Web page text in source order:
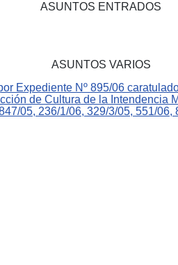
ASUNTOS ENTRADOS
ASUNTOS VARIOS
Expediente Nº 895/06
de Cultura de la
05, 236/1/06, 329/3/05, 551/